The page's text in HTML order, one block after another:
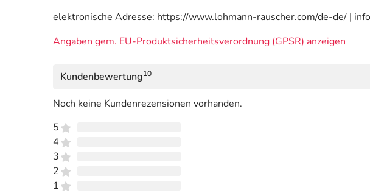
elektronische Adresse: https://www.lohmann-rauscher.com/de-de/ |
Angaben gem. EU-Produktsicherheitsverordnung (GPSR) anzeigen
Kundenbewertung10
Noch keine Kundenrezensionen vorhanden.
5
4
3
2
1